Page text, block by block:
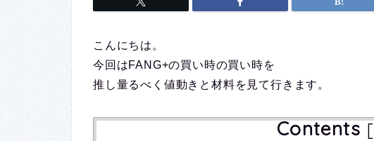
こんにちは。
今回はFANG+の買い時の買い時を
推し量るべく値動きと材料を見て行きます。
Contents [